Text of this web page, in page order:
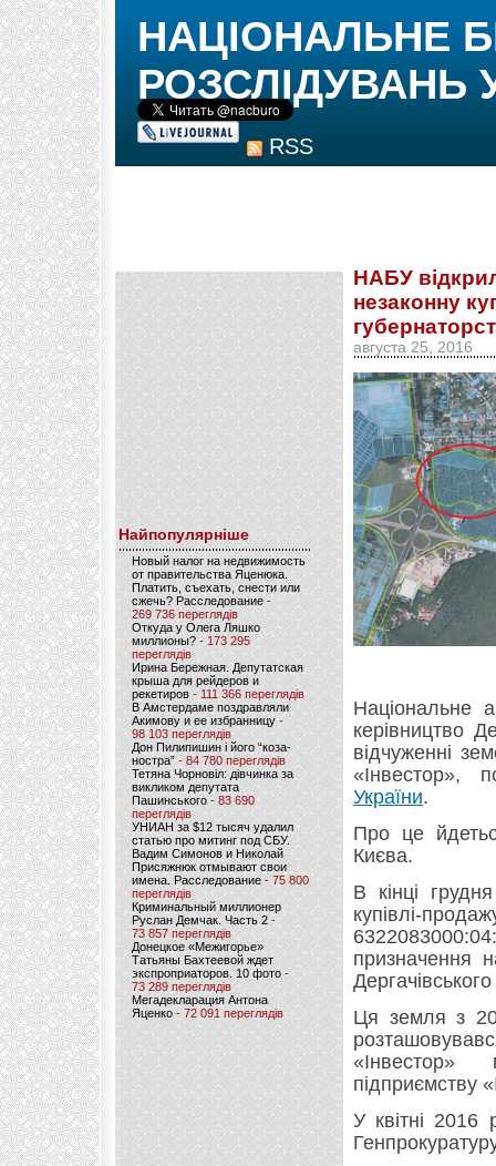
RSS
НАЦІОНАЛЬНЕ
РОЗСЛІДУВАНЬ
Найпопулярніше
Новый налог на недвижимость
от правительства Яценюка.
Платить, съехать, снести или
сжечь? Расследование-
269 736 переглядів
Откуда у Олега Ляшко
миллионы? - 173 295
переглядів
Ирина Бережная. Депутатская
крыша для рейдеров и
рекетиров - 111 366 переглядів
В Амстердаме поздравляли
Акимову и ее избранницу -
98 103 переглядів
Дон Пилипишин і його “коза-
ностра” - 84 780 переглядів
Тетяна Чорновіл: дівчинка за
викликом депутата
Пашинського- 83 690
переглядів
УНИАН за $12 тысяч удалил
статью про митинг под СБУ.
Вадим Симонов и Николай
Присяжнюк отмывают свои
имена. Расследование - 75 800
переглядів
Криминальный миллионер
Руслан Демчак. Часть 2-
73 857 переглядів
Донецкое «Межигорье»
Татьяны Бахтеевой ждет
экспроприаторов. 10 фото -
73 289 переглядів
Мегадекларация Антона
Яценко - 72 091 переглядів
НАБУ
незаконну
августа 25, 2016
Національне
керівництво
відчуженні
України.
Про це
Києва.
В кінці
купівлі-
призначення
Ця земля з
«Інвестор»
підприємству
У квітні 2016